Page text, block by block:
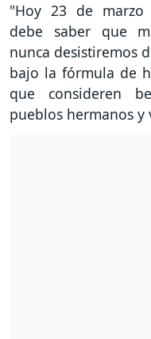
"Hoy 23 de marzo
debe saber que
nunca desistiremos
bajo la fórmula de
que consideren
pueblos hermanos y